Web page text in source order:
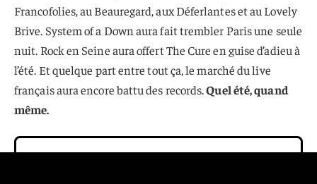
Francofolies, au Beauregard, aux Déferlantes et au Lovely
Brive. System of a Down aura fait trembler Paris une seule
nuit. Rock en Seine aura offert The Cure en guise d’adieu à
l’été. Et quelque part entre tout ça, le marché du live
français aura encore battu des records.Quel été, quand
même.